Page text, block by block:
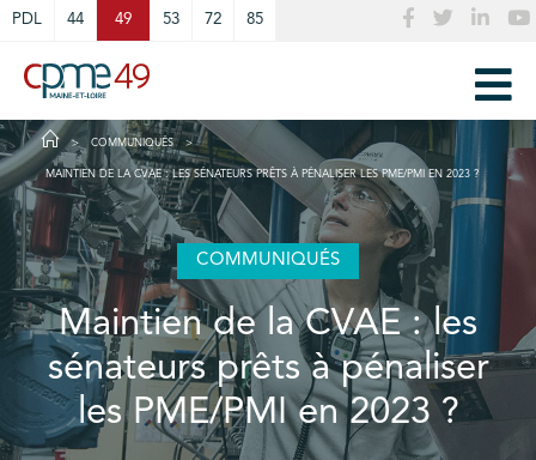
PDL 44 49 53 72 85
COMMUNIQUÉS
MAINTIEN DE LA CVAE : LES SÉNATEURS PRÊTS À PÉNALISER LES PME/PMI EN 2023 ?
COMMUNIQUÉS
Maintien de la CVAE : les
sénateurs prêts à pénaliser
les PME/PMI en 2023 ?
Cookies management panel